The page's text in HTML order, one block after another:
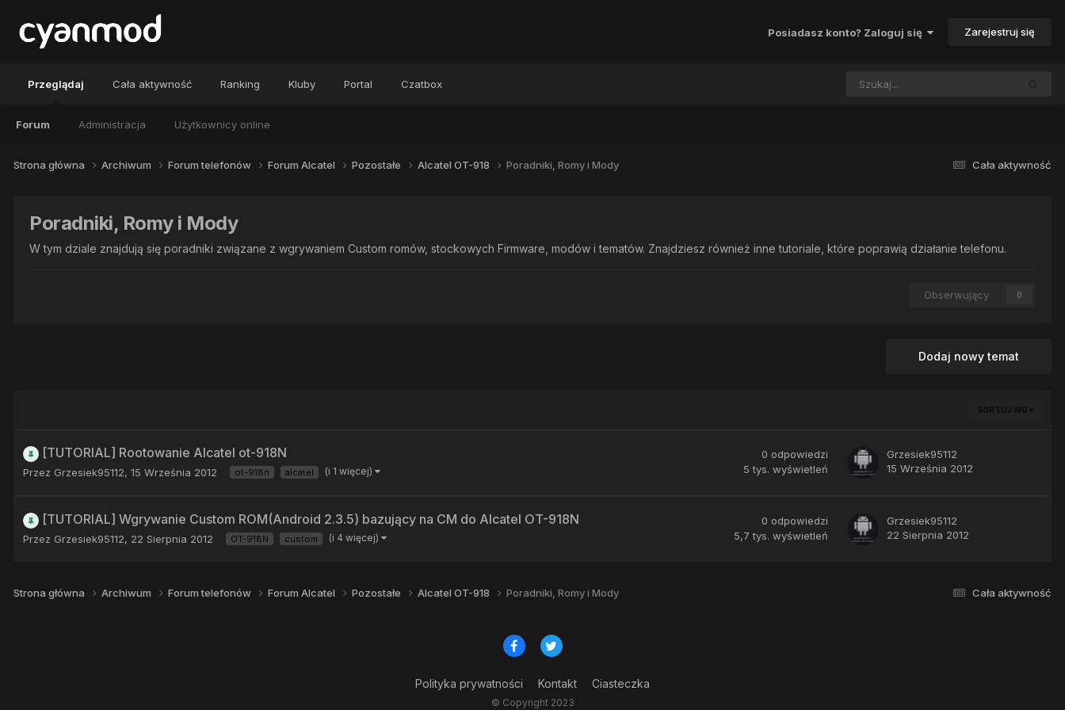
Posiadasz konto? Zaloguj się Zarejestruj się
Przeglądaj
Forum Administracja Użytkownicy online
Cała aktywność Ranking Kluby Portal Czatbox
Cała aktywność
Strona główna Archiwum Forum telefonów Forum Alcatel Pozostałe Alcatel OT-918 Poradniki, Romy i Mody
Poradniki, Romy i Mody
W tym dziale znajdują się poradniki związane z wgrywaniem Custom romów, stockowych Firmware, modów i tematów. Znajdziesz również inne tutoriale, które poprawią działanie telefonu.
Obserwujący 0
Dodaj nowy temat
SORTUJ WG
[TUTORIAL] Rootowanie Alcatel ot-918N
Przez Grzesiek95112, 15 Września 2012 ot-918n alcatel (i 1 więcej)
0 odpowiedzi
5 tys. wyświetleń
Grzesiek95112
15 Września 2012
[TUTORIAL] Wgrywanie Custom ROM(Android 2.3.5) bazujący na CM do Alcatel OT-918N
Przez Grzesiek95112, 22 Sierpnia 2012 OT-918N custom (i 4 więcej)
0 odpowiedzi
5,7 tys. wyświetleń
Grzesiek95112
22 Sierpnia 2012
Cała aktywność
Strona główna Archiwum Forum telefonów Forum Alcatel Pozostałe Alcatel OT-918 Poradniki, Romy i Mody
Polityka prywatności Kontakt Ciasteczka
© Copyright 2023